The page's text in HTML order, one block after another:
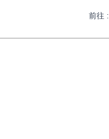
前往 :